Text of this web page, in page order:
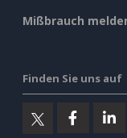
Mißbrauch
Finden Sie uns auf